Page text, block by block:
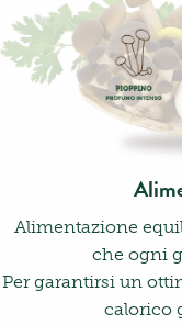
Alimentazione
che ogni
Per garantirsi un
calorico